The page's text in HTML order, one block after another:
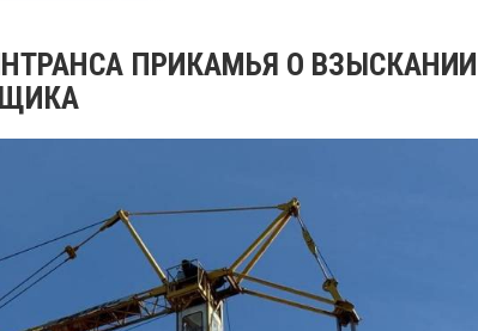
ПРИКАМЬЯ О ВЗЫСКАНИИ